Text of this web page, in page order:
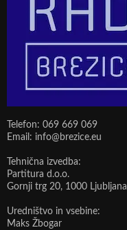
Telefon: 069 669 069
Email: info@brezice.eu
Tehnična izvedba:
Partitura d.o.o.
Gornji trg 20, 1000 Ljubljana
Uredništvo in vsebine:
Maks Žbogar